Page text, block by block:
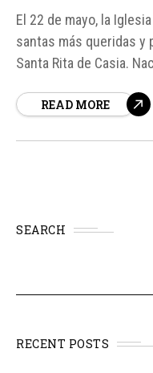
El 22 de mayo, la
santas más queridas
Santa Rita de Casia.
devoción. Su nombre
READ MORE
SEARCH
RECENT POSTS